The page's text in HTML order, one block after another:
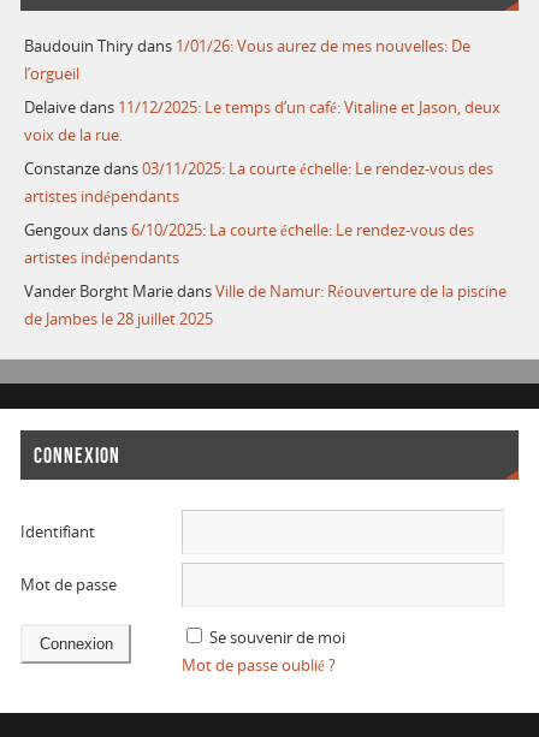
Baudouin Thirydans 1/01/26: Vous aurez de mes nouvelles: De
l’orgueil
Delaivedans 11/12/2025: Le temps d’un café: Vitaline et Jason, deux
voix de la rue.
Constanzedans03/11/2025: La courte échelle: Le rendez-vous des
artistes indépendants
Gengouxdans6/10/2025: La courte échelle: Le rendez-vous des
artistes indépendants
Vander Borght MariedansVille de Namur: Réouverture de la piscine
de Jambes le 28 juillet 2025
CONNEXION
Identifiant
Mot de passe
Se souvenir de moi
Mot de passe oublié ?